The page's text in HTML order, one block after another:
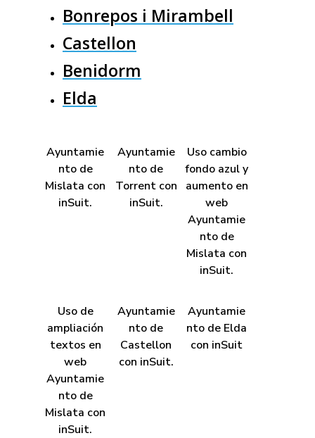
Bonrepos i Mirambell
Castellon
Benidorm
Elda
Ayuntamie
nto de
Mislata con
inSuit.
Ayuntamie
nto de
Torrent con
inSuit.
Uso cambio
fondo azul y
aumento en
web
Ayuntamie
nto de
Mislata con
inSuit.
Uso de
ampliación
textos en
web
Ayuntamie
nto de
Mislata con
inSuit.
Ayuntamie
nto de
Castellon
con inSuit.
Ayuntamie
nto de Elda
con inSuit